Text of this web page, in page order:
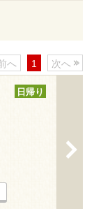
へ 1 次へ
日帰り